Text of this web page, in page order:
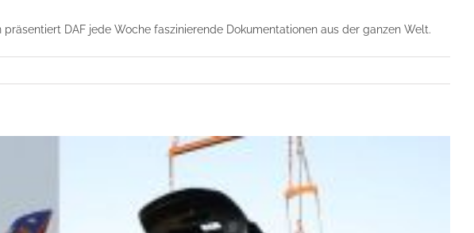
DAF jede Woche faszinierende Dokumentationen aus der ganzen Welt.